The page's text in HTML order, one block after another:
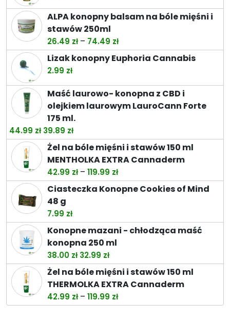
ALPA konopny balsam na bóle mięśni i
stawów 250ml
26.49 zł – 74.49 złZakres
cen:
od
do
74.49 zł
Lizak konopny Euphoria Cannabis
2.99 zł
Maść laurowo- konopna z CBD i
olejkiem laurowym LauroCann Forte
175 ml.
44.99 zł Pierwotna
cena
wynosiła:
44.99 zł.
39.89 złAktualna
cena
wynosi:
39.89 zł.
Żel na bóle mięśni i stawów 150 ml
MENTHOLKA EXTRA Cannaderm
42.99 zł – 119.99 złZakres
cen:
od
do
119.99 zł
Ciasteczka Konopne Cookies of Mind
48 g
7.99 zł
Konopne mazani - chłodząca maść
konopna 250 ml
38.00 zł Pierwotna
cena
wynosiła:
38.00 zł.
32.99 złAktualna
cena
wynosi:
32.99 zł.
Żel na bóle mięśni i stawów 150 ml
THERMOLKA EXTRA Cannaderm
42.99 zł – 119.99 złZakres
cen: